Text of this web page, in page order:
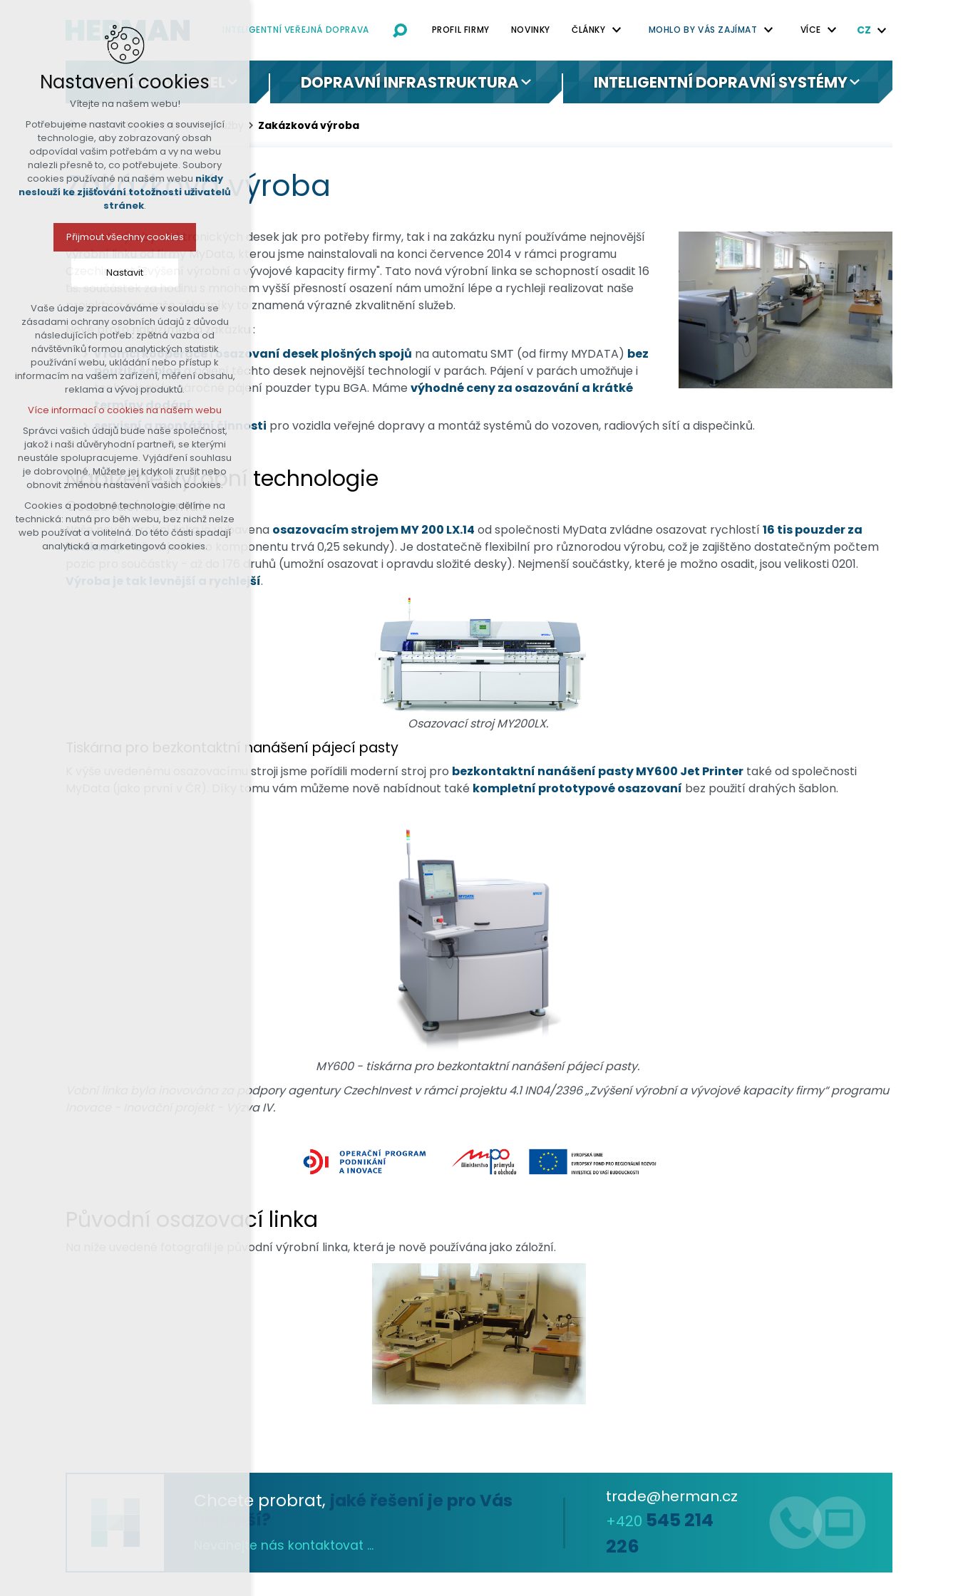
INTELIGENTNÍ VEŘEJNÁ DOPRAVA PROFIL FIRMY NOVINKY ČLÁNKY MOHLO BY VÁS ZAJÍMAT VÍCE CZ
VÝBAVA VOZIDEL DOPRAVNÍ INFRASTRUKTURA INTELIGENTNÍ DOPRAVNÍ SYSTÉMY
Mohlo by vás zajímat Služby Zakázková výroba
Zakázková výroba
V oblasti výroby elektronických desek jak pro potřeby firmy, tak i na zakázku nyní používáme nejnovější
výrobní linku od firmy MyData, kterou jsme nainstalovali na konci července 2014 v rámci programu
Czechinvest "Zvýšení výrobní a vývojové kapacity firmy". Tato nová výrobní linka se schopností osadit 16
tis. součástek za hodinu s mnohem vyšší přesností osazení nám umožní lépe a rychleji realizovat naše
projekty a pro naše zákazníky to znamená výrazné zkvalitnění služeb.
Nově proto nabízíme na zakázku :
v rámci kooperaceiosazovaní desek plošných spojů na automatu SMT (od firmy MYDATA) bez
použití šablona pájení těchto desek nejnovější technologií v parách. Pájení v parách umožňuje i
technologicky náročné pájení pouzder typu BGA. Máme výhodné ceny za osazování a krátké
termíny dodání.
servisní a montážní činnosti pro vozidla veřejné dopravy a montáž systémů do vozoven, radiových sítí a dispečinků.
Nabízené výrobní technologie
Osazovací automat
Naše nová výrobní linka je vybavena osazovacím strojem MY 200 LX.14 od společnosti MyData zvládne osazovat rychlostí 16 tis pouzder za
hodinu(položení jednoho komponentu trvá 0,25 sekundy). Je dostatečně flexibilní pro různorodou výrobu, což je zajištěno dostatečným počtem
pozic pro součástky - až do 176 druhů (umožní osazovat i opravdu složité desky). Nejmenší součástky, které je možno osadit, jsou velikosti 0201.
Výroba je tak levnější a rychlejší.
Osazovací stroj MY200LX.
Tiskárna pro bezkontaktní nanášení pájecí pasty
K výše uvedenému osazovacímu stroji jsme pořídili moderní stroj pro bezkontaktní nanášení pasty MY600 Jet Printer také od společnosti
MyData (jako první v ČR). Díky tomu vám můžeme nově nabídnout také kompletní prototypové osazovaní bez použití drahých šablon.
MY600 - tiskárna pro bezkontaktní nanášení pájecí pasty.
Vobní linka byla inovována za podpory agentury CzechInvest v rámci projektu 4.1 IN04/2396 „Zvýšení výrobní a vývojové kapacity firmy“ programu
Inovace - Inovační projekt - Výzva IV.
Původní osazovací linka
Na níže uvedené fotografii je původní výrobní linka, která je nově používána jako záložní.
Chcete probrat, jaké řešení je pro Vás
Neváhejte nás kontaktovat ...
trade@herman.cz
+420 545 214
226
Nastavení cookies
Vítejte na našem webu!
Potřebujeme nastavit cookies a související
technologie, aby zobrazovaný obsah
odpovídal vašim potřebám a vy na webu
nalezli přesně to, co potřebujete. Soubory
cookies používané na našem webu nikdy
neslouží ke zjišťování totožnosti uživatelů
stránek.
Přijmout všechny cookies
Nastavit
Technická cookies
nutná pro provozování webu
udržení kontextu stránek (session):
případná přihlášení, volby jazyka,
apod.
analytická pro anonymizované
vyhodnocení návštěvnosti
marketingová cookies (Google)
Více informací o cookies na našem webu
Přijmout všechny cookies
Odmítnout vše
Vaše údaje zpracováváme v souladu se
zásadami ochrany osobních údajů z důvodu
následujících potřeb: zpětná vazba od
návštěvníků formou analytických statistik
používání webu, ukládání nebo přístup k
informacím na vašem zařízení, měření obsahu,
reklama a vývoj produktů.
Více informací o cookies na našem webu
Správci vašich údajů bude naše společnost,
jakož i naši důvěryhodní partneři, se kterými
neustále spolupracujeme. Vyjádření souhlasu
je dobrovolné. Můžete jej kdykoli zrušit nebo
obnovit změnou nastavení vašich cookies.
Cookies a podobné technologie dělíme na
technická: nutná pro běh webu, bez nichž nelze
web používat a volitelná. Do této části spadají
analytická a marketingová cookies.